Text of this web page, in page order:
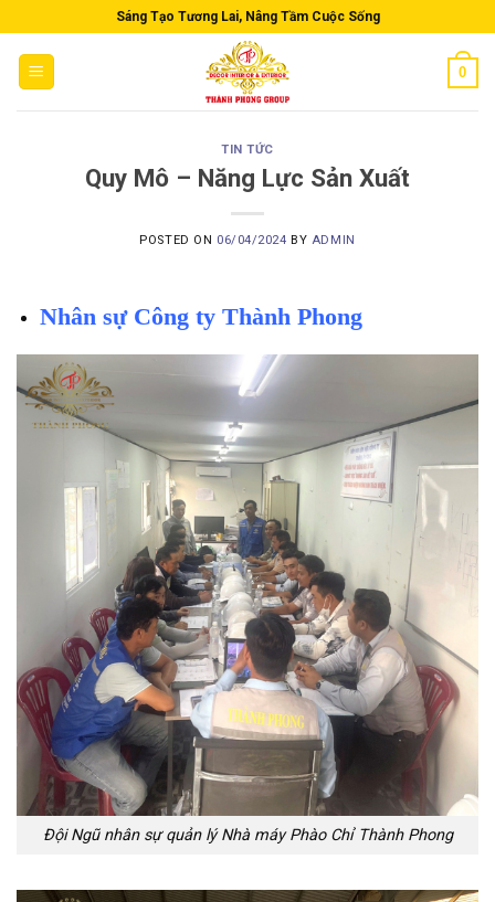
to
content
Sáng Tạo Tương Lai, Nâng Tầm Cuộc Sống
0
TIN TỨC
Quy Mô – Năng Lực Sản Xuất
POSTED ON 06/04/2024 BY ADMIN
Nhân sự Công ty Thành Phong
Đội Ngũ nhân sự quản lý Nhà máy Phào Chỉ Thành Phong